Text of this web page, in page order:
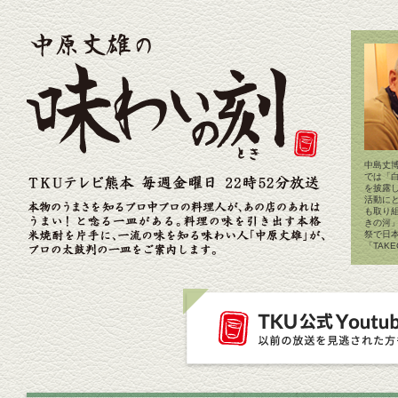
中島丈
では「
を披露
活動に
も取り
きの河
祭で日
「